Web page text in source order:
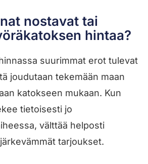
nostavat tai
hintaa?
suurimmat erot tulevat
joudutaan tekemään maan
katokseen mukaan. Kun
tietoisesti jo
välttää helposti
tarjoukset.